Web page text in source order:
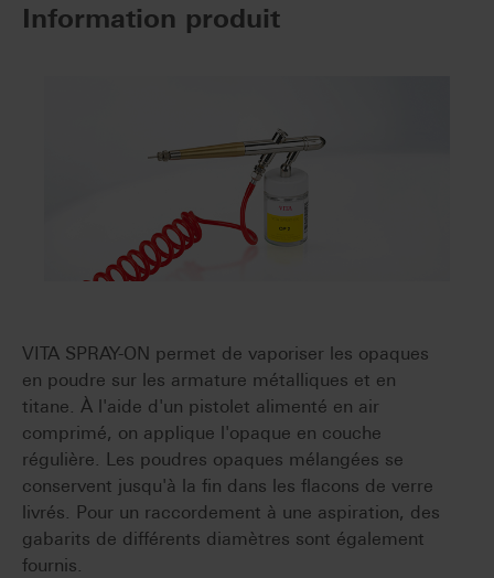
Information produit
VITA SPRAY-ON permet de vaporiser les opaques
en poudre sur les armature métalliques et en
titane. À l'aide d'un pistolet alimenté en air
comprimé, on applique l'opaque en couche
régulière. Les poudres opaques mélangées se
conservent jusqu'à la fin dans les flacons de verre
livrés. Pour un raccordement à une aspiration, des
gabarits de différents diamètres sont également
fournis.